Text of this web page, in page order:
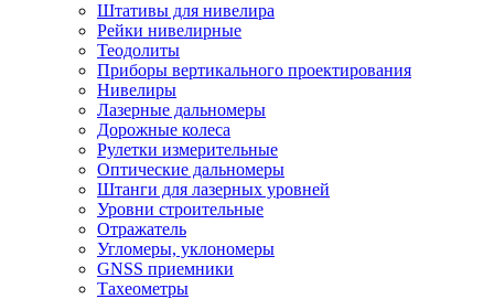
Штативы для нивелира
Рейки нивелирные
Теодолиты
Приборы вертикального проектирования
Нивелиры
Лазерные дальномеры
Дорожные колеса
Рулетки измерительные
Оптические дальномеры
Штанги для лазерных уровней
Уровни строительные
Отражатель
Угломеры, уклономеры
GNSS приемники
Тахеометры